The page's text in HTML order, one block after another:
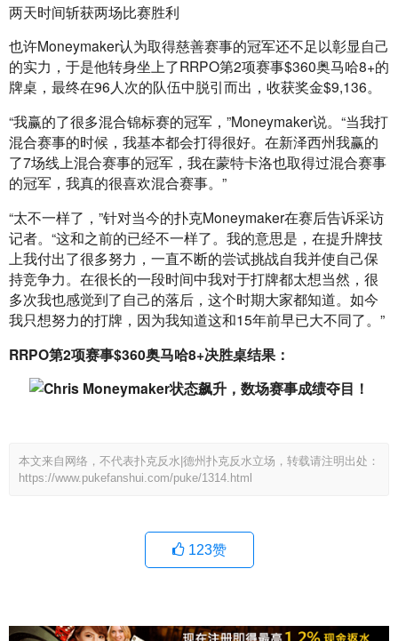
两天时间斩获两场比赛胜利
也许Moneymaker认为取得慈善赛事的冠军还不足以彰显自己
的实力，于是他转身坐上了RRPO第2项赛事$360奥马哈8+的
牌桌，最终在96人次的队伍中脱引而出，收获奖金$9,136。
“我赢的了很多混合锦标赛的冠军，”Moneymaker说。“当我打
混合赛事的时候，我基本都会打得很好。在新泽西州我赢的
了7场线上混合赛事的冠军，我在蒙特卡洛也取得过混合赛事
的冠军，我真的很喜欢混合赛事。”
“太不一样了，”针对当今的扑克Moneymaker在赛后告诉采访
记者。“这和之前的已经不一样了。我的意思是，在提升牌技
上我付出了很多努力，一直不断的尝试挑战自我并使自己保
持竞争力。在很长的一段时间中我对于打牌都太想当然，很
多次我也感觉到了自己的落后，这个时期大家都知道。如今
我只想努力的打牌，因为我知道这和15年前早已大不同了。”
RRPO第2项赛事$360奥马哈8+决胜桌结果：
本文来自网络，不代表扑克反水|德州扑克反水立场，转载请注明出处：
https://www.pukefanshui.com/puke/1314.html
123赞